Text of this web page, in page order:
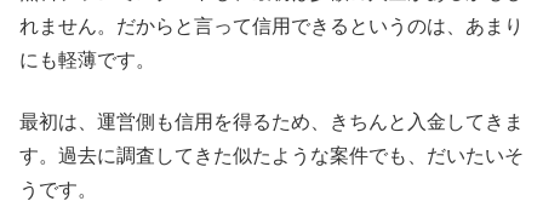
れません。だからと言って信用できるというのは、あまり
にも軽薄です。
最初は、運営側も信用を得るため、きちんと入金してきま
す。過去に調査してきた似たような案件でも、だいたいそ
うです。